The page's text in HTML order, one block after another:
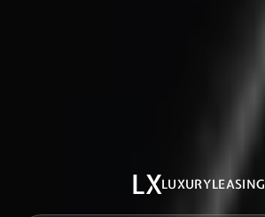
LXLUXURYLEASING